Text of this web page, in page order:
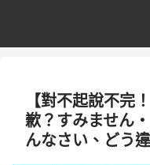
【對不起說不完
歉？すみません
んなさい、どう